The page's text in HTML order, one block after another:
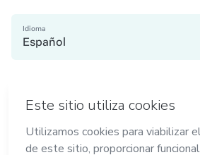
Idioma
Español
Hecho con
en Belo Horizonte
en Madrid
en Amsterdam
en Bogotá
en Ciudad de México
en Nueva York